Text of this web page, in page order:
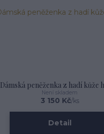
Dámská peněženka z hadí kůže
3 150 Kč/ks
Není skladem
Detail